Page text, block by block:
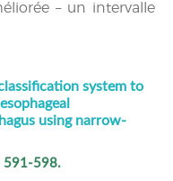
– un intervalle
system to
using narrow-
591-598.